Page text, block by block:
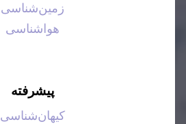
زمین‌شناسی
هواشناسی
پیشرفته
کیهان‌شناسی